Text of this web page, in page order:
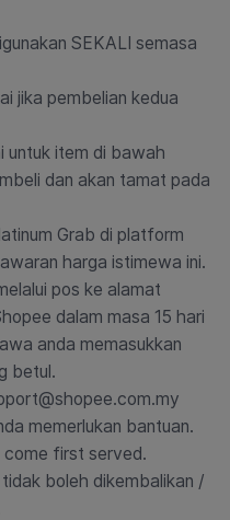
SEKALI semasa
jika pembelian kedua
untuk item di bawah
dan akan tamat pada
Grab di platform
harga istimewa ini.
pos ke alamat
dalam masa 15 hari
anda memasukkan
betul.
memerlukan bantuan.
first served.
boleh dikembalikan /